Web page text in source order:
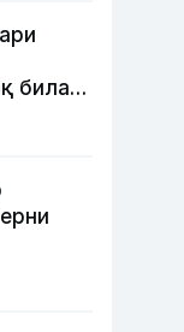
билан